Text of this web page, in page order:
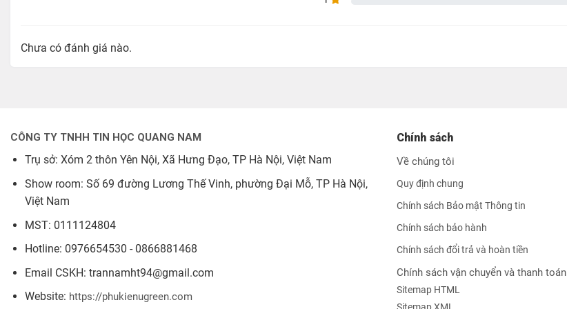
trong quá trình sử dụng lâu dài.
Chỉ chuyển một chiều từ VGA sang HDMI
Không hỗ trợ xuất ra thiết bị di động, điện thoại.
Để đảm bảo chất lượng âm thanh/hình ảnh tốt nhất, luôn cấp nguồn USB-C khi sử dụng.
Hướng dẫn sử dụng
Cắm đầu HDMI vào màn hình, tivi, máy chiếu…
Chưa có đánh giá nào.
CÔNG TY TNHH TIN HỌC QUANG NAM
Trụ sở: Xóm 2 thôn Yên Nội, Xã Hưng Đạo, TP Hà Nội, Việt Nam
Show room: Số 69 đường Lương Thế Vinh, phường Đại Mỗ, TP Hà Nội,
Việt Nam
MST: 0111124804
Hotline: 0976654530 - 0866881468
Email CSKH: trannamht94@gmail.com
Website: https://phukienugreen.com
Chính sách
Về chúng tôi
Quy định chung
Chính sách Bảo mật Thông tin
Chính sách bảo hành
Chính sách đổi trả và hoàn tiền
Chính sách vận chuyển và thanh toán
Sitemap HTML